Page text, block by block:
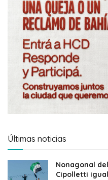
Últimas noticias
Nonagonal
Cipolletti